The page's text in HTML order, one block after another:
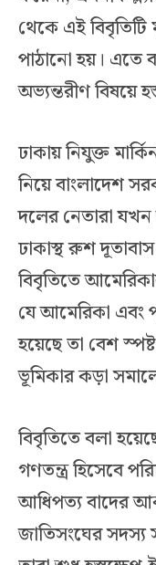
থেকে এই বিবৃতিটি
পাঠানো হয়। এতে
অভ্যন্তরীণ বিষয়ে
ঢাকায় নিযুক্ত
নিয়ে বাংলাদেশ
দলের নেতারা
ঢাকাস্থ রুশ
বিবৃতিতে
যে আমেরিকা এবং
হয়েছে তা বেশ
ভূমিকার কড়া
বিবৃতিতে বলা
গণতন্ত্র হিসেবে
আধিপত্য বাদের
জাতিসংঘের সদস্য